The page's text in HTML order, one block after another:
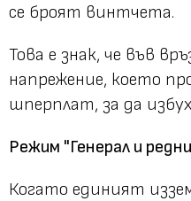
се броят винтчета.
Това е знак, че във
напрежение, което
шперплат, за да
Режим "Генерал и
Когато единият